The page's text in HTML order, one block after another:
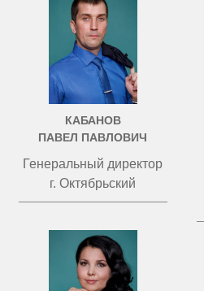
КАБАНОВ
ПАВЕЛ ПАВЛОВИЧ
Генеральный директор
г. Октябрьский